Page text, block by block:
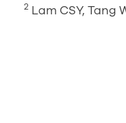
2 Lam CSY, Tang